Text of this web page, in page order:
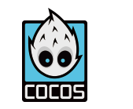
1320905665